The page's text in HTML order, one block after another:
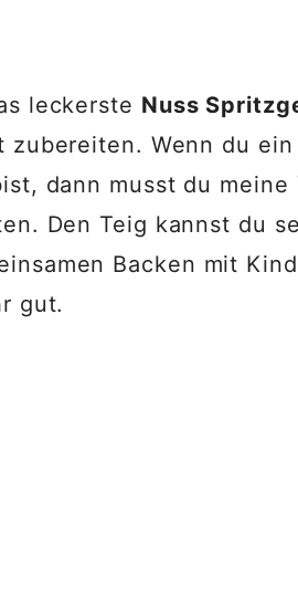
leckerste Nuss
zubereiten. Wenn du ein
dann musst du meine
Den Teig kannst du
Backen mit
gut.